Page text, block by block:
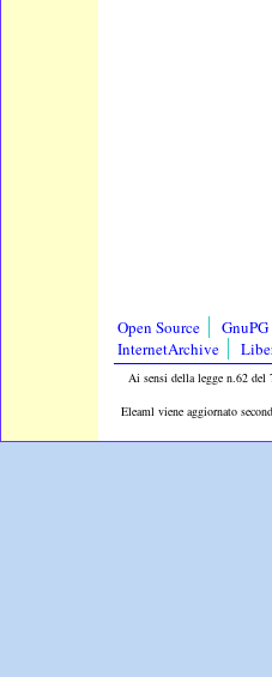
Open Source GnuPG
InternetArchive
Ai sensi della legge n.62 del
Eleaml viene aggiornato